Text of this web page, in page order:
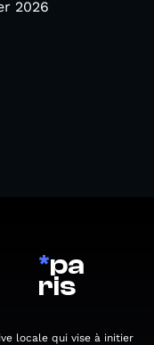
2026
*pa
ris
locale qui vise à initier